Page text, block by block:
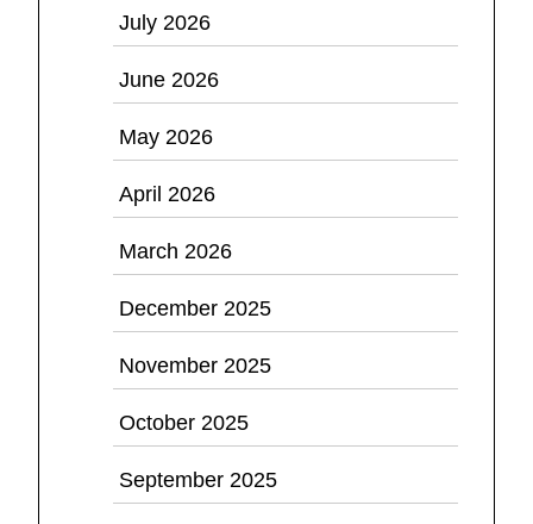
July 2026
June 2026
May 2026
April 2026
March 2026
December 2025
November 2025
October 2025
September 2025